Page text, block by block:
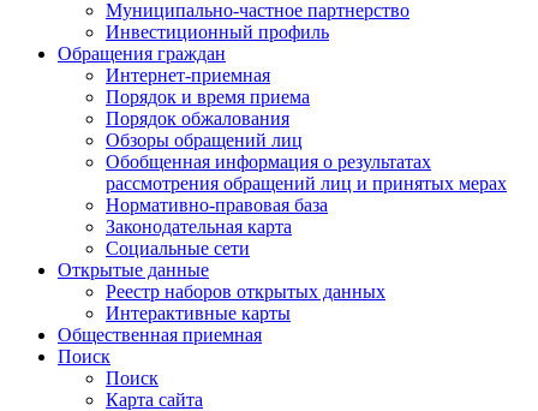
Муниципально-частное партнерство
Инвестиционный профиль
Обращения граждан
Интернет-приемная
Порядок и время приема
Порядок обжалования
Обзоры обращений лиц
Обобщенная информация о результатах
рассмотрения обращений лиц и принятых мерах
Нормативно-правовая база
Законодательная карта
Социальные сети
Открытые данные
Реестр наборов открытых данных
Интерактивные карты
Общественная приемная
Поиск
Поиск
Карта сайта